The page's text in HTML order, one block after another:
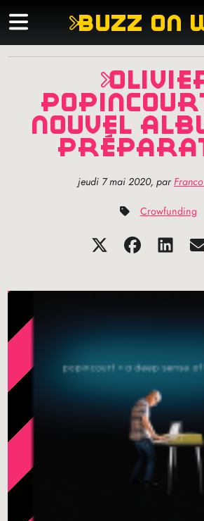
buzz on
olivier
nouvel
jeudi 7 mai 2020, par
Crowfunding